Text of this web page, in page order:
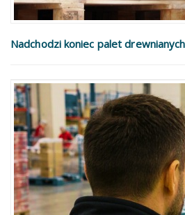
Nadchodzi koniec palet